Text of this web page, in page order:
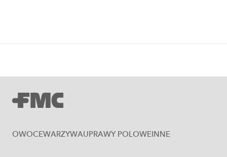
OWOCEWARZYWAUPRAWY POLOWEINNE